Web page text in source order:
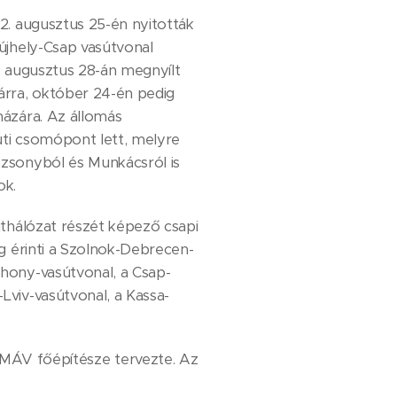
augusztus 25-én nyitották
Csap vasútvonal
augusztus 28-án megnyílt
október 24-én pedig
Az állomás
csomópont lett, melyre
és Munkácsról is
részét képező csapi
érinti a Szolnok-Debrecen-
vasútvonal, a Csap-
vasútvonal, a Kassa-
főépítésze tervezte. Az